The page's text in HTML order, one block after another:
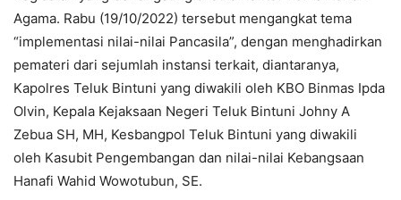
Agama. Rabu (19/10/2022) tersebut mengangkat tema
“implementasi nilai-nilai Pancasila”, dengan menghadirkan
pemateri dari sejumlah instansi terkait, diantaranya,
Kapolres Teluk Bintuni yang diwakili oleh KBO Binmas Ipda
Olvin, Kepala Kejaksaan Negeri Teluk Bintuni Johny A
Zebua SH, MH, Kesbangpol Teluk Bintuni yang diwakili
oleh Kasubit Pengembangan dan nilai-nilai Kebangsaan
Hanafi Wahid Wowotubun, SE.